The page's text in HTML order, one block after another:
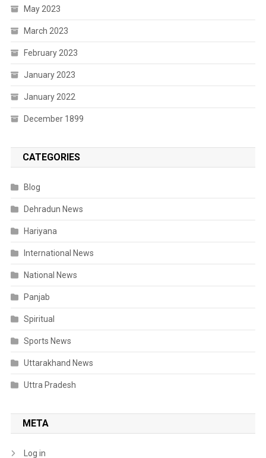
May 2023
March 2023
February 2023
January 2023
January 2022
December 1899
CATEGORIES
Blog
Dehradun News
Hariyana
International News
National News
Panjab
Spiritual
Sports News
Uttarakhand News
Uttra Pradesh
META
Log in